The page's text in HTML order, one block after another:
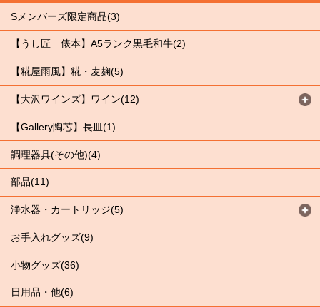
Sメンバーズ限定商品(3)
【うし匠 俵本】A5ランク黒毛和牛(2)
【糀屋雨風】糀・麦麹(5)
【大沢ワインズ】ワイン(12)
【Gallery陶芯】長皿(1)
調理器具(その他)(4)
部品(11)
浄水器・カートリッジ(5)
お手入れグッズ(9)
小物グッズ(36)
日用品・他(6)